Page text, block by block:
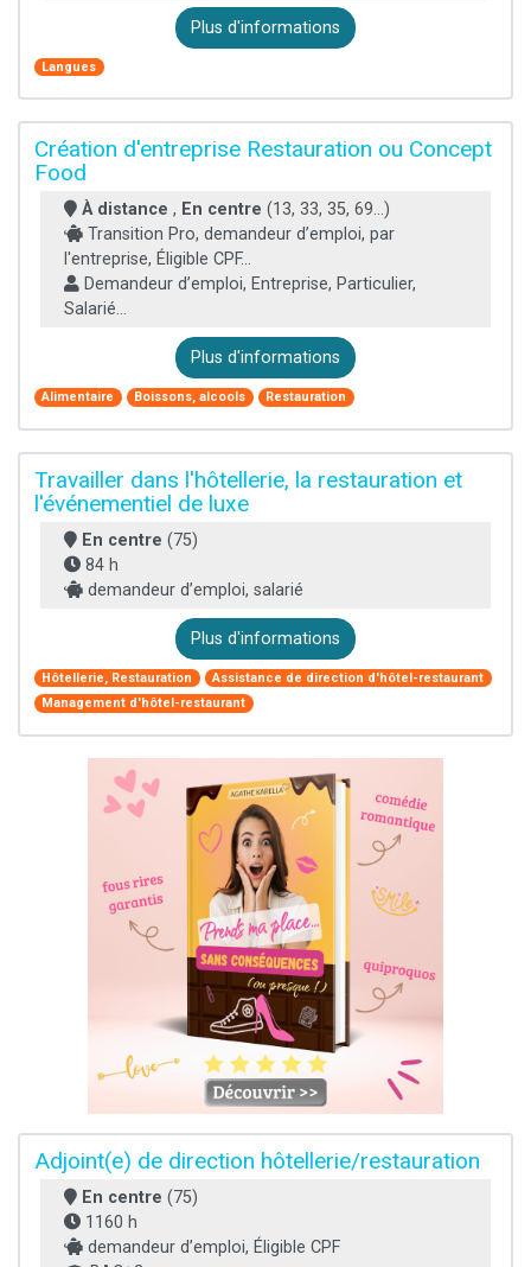
Plus d'informations
Langues
Création d'entreprise Restauration ou Concept
Food
À distance , En centre (13, 33, 35, 69...)
Transition Pro, demandeur d’emploi, par
l'entreprise, Éligible CPF...
Demandeur d’emploi, Entreprise, Particulier,
Salarié...
Plus d'informations
Alimentaire Boissons, alcools Restauration
Travailler dans l'hôtellerie, la restauration et
l'événementiel de luxe
En centre (75)
84 h
demandeur d’emploi, salarié
Plus d'informations
Hôtellerie, Restauration
Assistance de direction d'hôtel-restaurant
Management d'hôtel-restaurant
Adjoint(e) de direction hôtellerie/restauration
En centre (75)
1160 h
demandeur d’emploi, Éligible CPF